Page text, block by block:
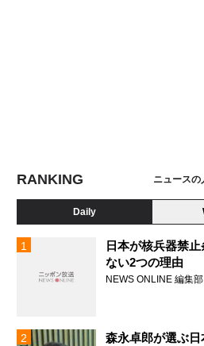
RANKING ニュースの
Daily
日本が核兵器禁
ない2つの理由
NEWS ONLINE 編集部
森永卓郎が選ぶ